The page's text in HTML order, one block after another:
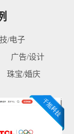
/电子
广告/设计
珠宝/婚庆